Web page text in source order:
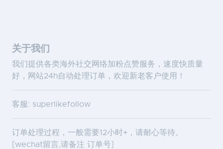
关于我们
我们提供各类海外社交网络加粉点赞服务，速度快质量
好，网站24h自动处理订单，欢迎新老客户使用！
客服: superlikefollow
订单处理过程，一般需要12小时+，请耐心等待。
[wechat留言,请备注 订单号]